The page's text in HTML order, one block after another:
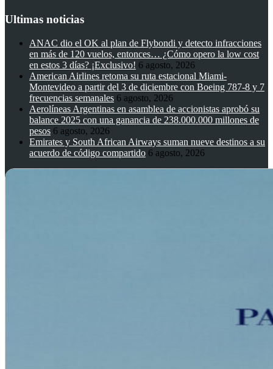
Ultimas noticias
ANAC dio el OK al plan de Flybondi y detecto infracciones
en más de 120 vuelos, entonces… ¿Cómo opero la low cost
en estos 3 días? ¡Exclusivo! 6 agosto, 2026
American Airlines retoma su ruta estacional Miami-
Montevideo a partir del 3 de diciembre con Boeing 787-8 y 7
frecuencias semanales 6 agosto, 2026
Aerolíneas Argentinas en asamblea de accionistas aprobó su
balance 2025 con una ganancia de 238.000.000 millones de
pesos 6 agosto, 2026
Emirates y South African Airways suman nueve destinos a su
acuerdo de código compartido 6 agosto, 2026